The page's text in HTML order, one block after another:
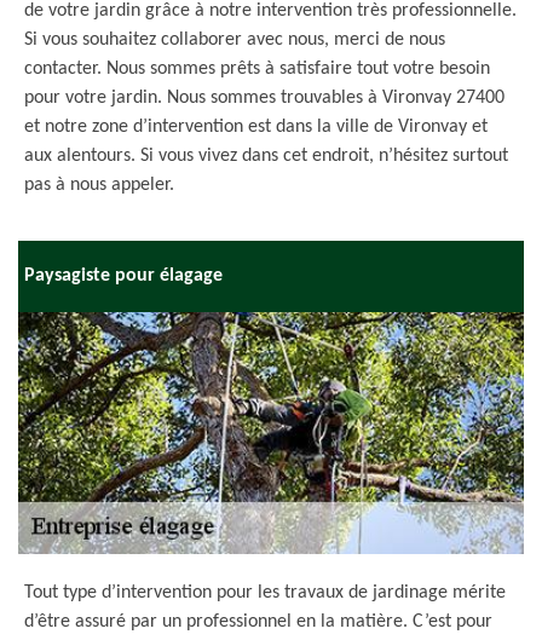
de votre jardin grâce à notre intervention très professionnelle.
Si vous souhaitez collaborer avec nous, merci de nous
contacter. Nous sommes prêts à satisfaire tout votre besoin
pour votre jardin. Nous sommes trouvables à Vironvay 27400
et notre zone d’intervention est dans la ville de Vironvay et
aux alentours. Si vous vivez dans cet endroit, n’hésitez surtout
pas à nous appeler.
Paysagiste pour élagage
Tout type d’intervention pour les travaux de jardinage mérite
d’être assuré par un professionnel en la matière. C’est pour